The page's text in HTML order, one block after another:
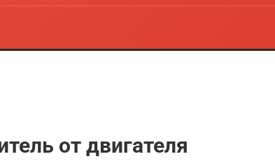
от двигателя